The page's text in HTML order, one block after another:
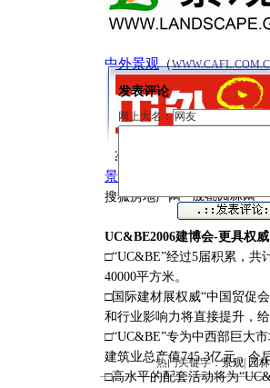
中外景观（
媒体支持：
景观网
搜狐房地产网 成都园林网
UC&BE2006建博会-更具权
□“UC&BE”经过5届积累，共
40000平方米。
□国际建材展权威“中国贸促
和行业影响力将直接提升，
□“UC&BE”专为中西部巨大
建筑业总产值745.3亿元，今
□高水平的配套活动将为
发表评论
网上大名：
热门关键字：景观 园